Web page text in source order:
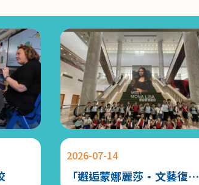
校簡介
2026-06-09
親子電影院．開心集合！
2026-06-04
Roaming Mic Challenge
2026-06-02
2026-07-14
「邂逅蒙娜麗莎·文藝復興